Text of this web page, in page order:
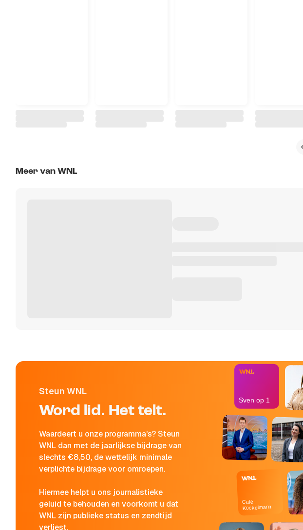
Meer van WNL
Steun WNL
Word lid. Het telt.
Waardeert u onze programma's? Steun
WNL dan met de jaarlijkse bijdrage van
slechts €8,50, de wettelijk minimale
verplichte bijdrage voor omroepen.
Hiermee helpt u ons journalistieke
geluid te behouden en voorkomt u dat
WNL zijn publieke status en zendtijd
verliest.
Café
Kockelmann
Sven op 1